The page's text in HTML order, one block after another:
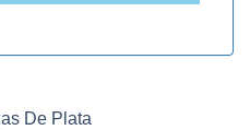
De Plata